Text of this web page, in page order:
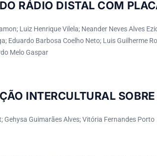
RÁDIO DISTAL COM
Luiz Henrique Vilela; Neander Neves Alves
Eduardo Barbosa Coelho Neto; Luis Guilherme
Melo Gaspar
INTERCULTURAL
Gehysa Guimarães Alves; Vitória Fernandes Porto